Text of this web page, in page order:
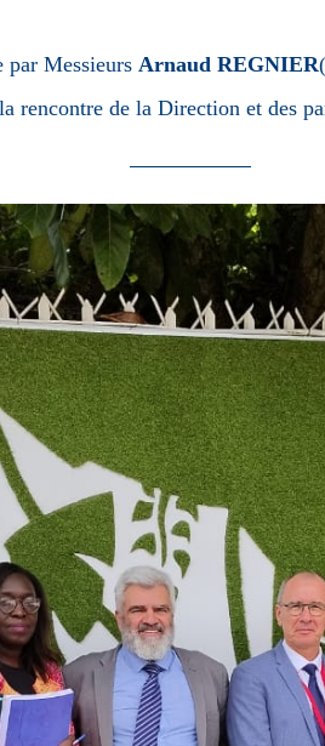
par Messieurs Arnaud REGNIER
rencontre de la Direction et des